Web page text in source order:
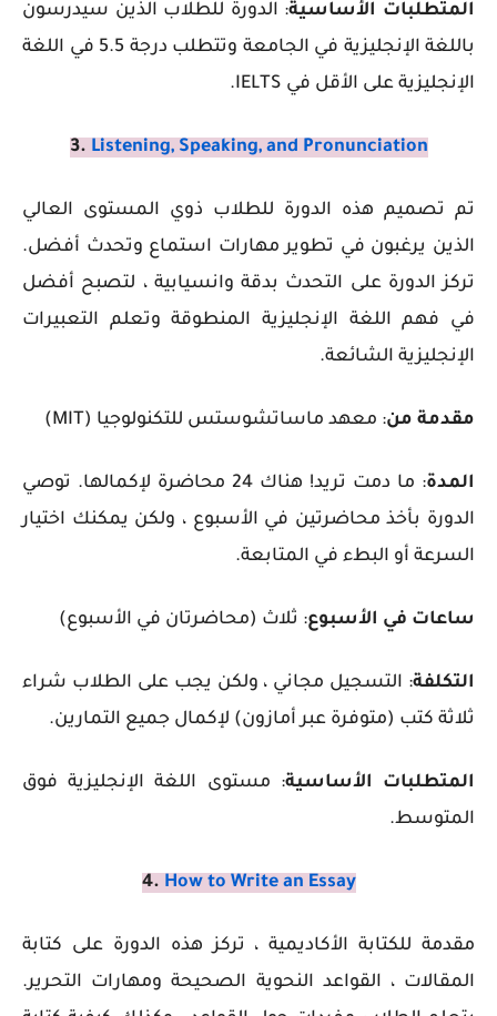
المتطلبات الأساسية: الدورة للطلاب الذين سيدرسون
باللغة الإنجليزية في الجامعة وتتطلب درجة 5.5 في اللغة
الإنجليزية على الأقل في IELTS.
3. Listening, Speaking, and Pronunciation
تم تصميم هذه الدورة للطلاب ذوي المستوى العالي
الذين يرغبون في تطوير مهارات استماع وتحدث أفضل.
تركز الدورة على التحدث بدقة وانسيابية ، لتصبح أفضل
في فهم اللغة الإنجليزية المنطوقة وتعلم التعبيرات
الإنجليزية الشائعة.
مقدمة من: معهد ماساتشوستس للتكنولوجيا (MIT)
المدة
: ما دمت تريد! هناك 24 محاضرة لإكمالها. توصي
الدورة بأخذ محاضرتين في الأسبوع ، ولكن يمكنك اختيار
السرعة أو البطء في المتابعة.
ساعات في الأسبوع: ثلاث (محاضرتان في الأسبوع)
التكلفة: التسجيل مجاني ، ولكن يجب على الطلاب شراء
ثلاثة كتب (متوفرة عبر أمازون) لإكمال جميع التمارين.
المتطلبات الأساسية: مستوى اللغة الإنجليزية فوق
المتوسط.
4. How to Write an Essay
مقدمة للكتابة الأكاديمية ، تركز هذه الدورة على كتابة
المقالات ، القواعد النحوية الصحيحة ومهارات التحرير.